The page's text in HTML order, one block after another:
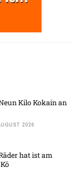
Kilo Kokain an
2026
hat ist am